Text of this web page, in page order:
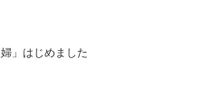
」はじめました